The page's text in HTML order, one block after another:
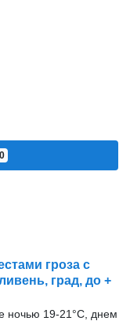
0
гроза с
град, до +
ночью 19-21°С, днем